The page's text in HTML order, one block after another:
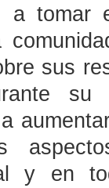
a tomar
sus
y en